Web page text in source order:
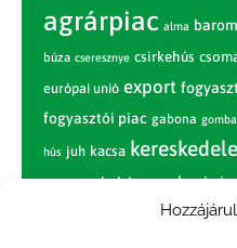
agrárpiac alma
búza cseresznye csirkehús
európai unió export
fogyasztói piac gabona gomba
hús juh kacsa
körte marhahús nagybani
nemzetközi